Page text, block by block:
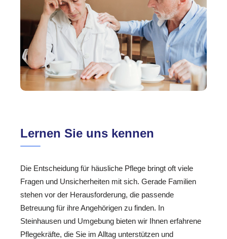
Lernen Sie uns kennen
Die Entscheidung für häusliche Pflege bringt oft viele
Fragen und Unsicherheiten mit sich. Gerade Familien
stehen vor der Herausforderung, die passende
Betreuung für ihre Angehörigen zu finden. In
Steinhausen und Umgebung bieten wir Ihnen erfahrene
Pflegekräfte, die Sie im Alltag unterstützen und